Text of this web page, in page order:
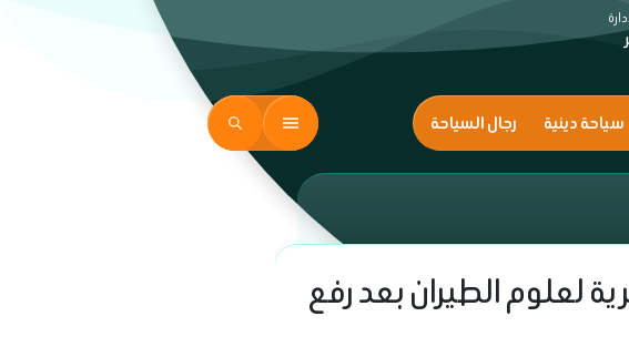
سياحة دينية رجال السياحة
لعلوم الطيران بعد رفع